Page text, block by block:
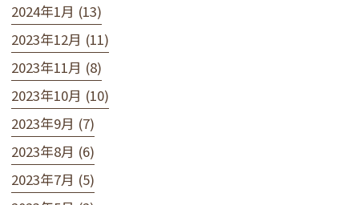
2024年1月 (13)
2023年12月 (11)
2023年11月 (8)
2023年10月 (10)
2023年9月 (7)
2023年8月 (6)
2023年7月 (5)